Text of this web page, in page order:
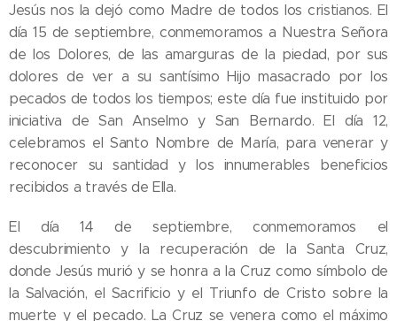
Jesús nos la dejó como Madre de todos los cristianos. El
día 15 de septiembre, conmemoramos a Nuestra Señora
de los Dolores, de las amarguras de la piedad, por sus
dolores de ver a su santísimo Hijo masacrado por los
pecados de todos los tiempos; este día fue instituido por
iniciativa de San Anselmo y San Bernardo. El día 12,
celebramos el Santo Nombre de María, para venerar y
reconocer su santidad y los innumerables beneficios
recibidos a través de Ella.
El día 14 de septiembre, conmemoramos el
descubrimiento y la recuperación de la Santa Cruz,
donde Jesús murió y se honra a la Cruz como símbolo de
la Salvación, el Sacrificio y el Triunfo de Cristo sobre la
muerte y el pecado. La Cruz se venera como el máximo